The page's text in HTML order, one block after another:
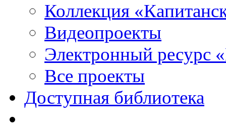
Коллекция
Видеопроекты
Электронный ресурс
Все проекты
Доступная библиотека